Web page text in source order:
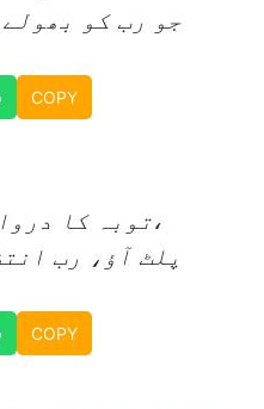
جو رب کو
COPY
توبہ کا دروازہ اب بھی کھلا ہے،
پلٹ آؤ، رب
COPY